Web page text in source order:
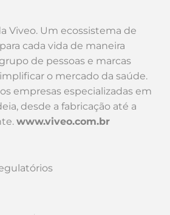
Viveo. Um ecossistema de
cada vida de maneira
de pessoas e marcas
o mercado da saúde.
empresas especializadas em
desde a fabricação até a
www.viveo.com.br